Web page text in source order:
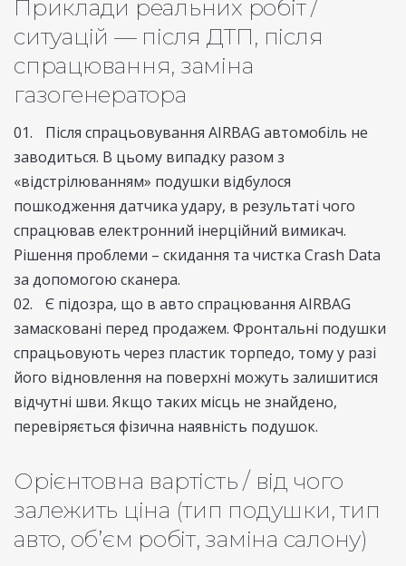
Приклади реальних робіт /
ситуацій — після ДТП, після
спрацювання, заміна
газогенератора
Після спрацьовування AIRBAG автомобіль не
заводиться. В цьому випадку разом з
«відстрілюванням» подушки відбулося
пошкодження датчика удару, в результаті чого
спрацював електронний інерційний вимикач.
Рішення проблеми – скидання та чистка Crash Data
за допомогою сканера.
Є підозра, що в авто спрацювання AIRBAG
замасковані перед продажем. Фронтальні подушки
спрацьовують через пластик торпедо, тому у разі
його відновлення на поверхні можуть залишитися
відчутні шви. Якщо таких місць не знайдено,
перевіряється фізична наявність подушок.
Орієнтовна вартість / від чого
залежить ціна (тип подушки, тип
авто, об’єм робіт, заміна салону)